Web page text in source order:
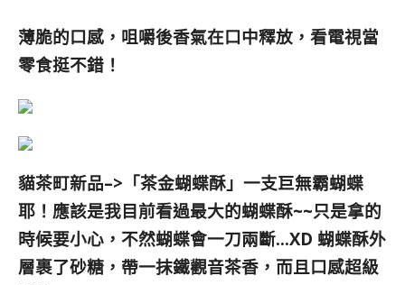
薄脆的口感，咀嚼後香氣在口中釋放，看電視當
零食挺不錯！
貓茶町新品–>「茶金蝴蝶酥 」一支巨無霸蝴蝶
耶！應該是我目前看過最大的蝴蝶酥~~只是拿的
時候要小心，不然蝴蝶會一刀兩斷…XD 蝴蝶酥外
層裹了砂糖 ，帶一抹鐵觀音茶香 ，而且口感超級